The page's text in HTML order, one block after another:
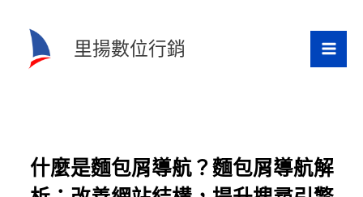
里揚數位行銷
什麼是麵包屑導航？麵包屑導航解